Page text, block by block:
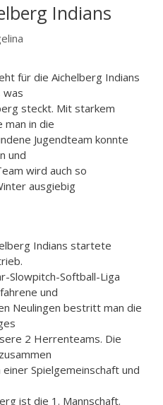
Indians
für die Aichelberg Indians
was
steckt. Mit starkem
in die
Jugendteam konnte
und
wird auch so
ausgiebig
Indians startete
Slowpitch-Softball-Liga
und
Neulingen bestritt man die
2 Herrenteams. Die
Spielgemeinschaft und
ist die 1. Mannschaft.